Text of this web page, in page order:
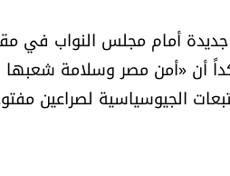
جديدة أمام مجلس النواب في
أن «أمن مصر وسلامة
الجيوسياسية لصراعين